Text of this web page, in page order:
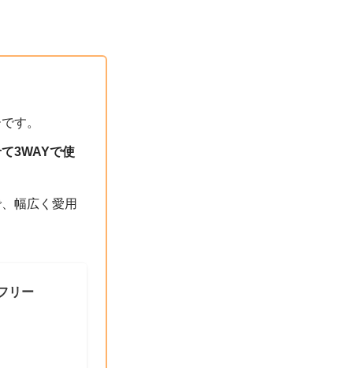
す。
3WAYで使
幅広く愛用
リー